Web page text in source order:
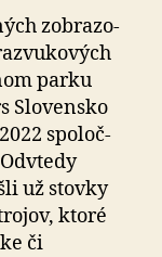
zobra­zo­
parku
Slovensko
spo­loč­
už stovky
ktoré
či